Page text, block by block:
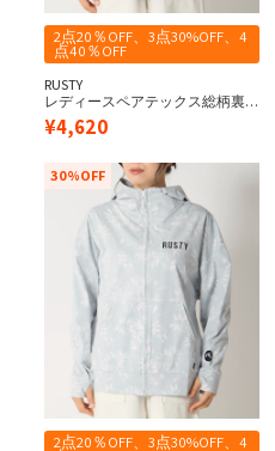
2点20％OFF、3点30%OFF、4
点40％OFF
RUSTY
レディースペアテックス総柄裏
使いラッシュ《シワになりにく
い・軽量速乾・UPF50+≫
¥4,620
2点20％OFF、3点30%OFF、4
30%OFF